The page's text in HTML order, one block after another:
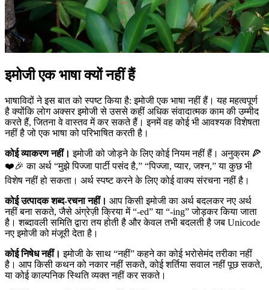
इमोजी एक भाषा क्यों नहीं हैं
भाषाविदों ने इस बात को स्पष्ट किया है: इमोजी एक भाषा नहीं हैं। यह महत्वपूर्ण
है क्योंकि लोग अक्सर इमोजी से उससे कहीं अधिक संवादात्मक काम की उम्मीद
करते हैं, जितना वे वास्तव में कर सकते हैं। इनमें वह कोई भी आवश्यक विशेषता
नहीं है जो एक भाषा को परिभाषित करती है।
कोई व्याकरण नहीं। इमोजी को जोड़ने के लिए कोई नियम नहीं हैं। अनुक्रम 🍕
❤️🎉 का अर्थ “मुझे पिज्जा पार्टी पसंद है,” “पिज्जा, प्यार, जश्न,” या कुछ भी
विशेष नहीं हो सकता। अर्थ स्पष्ट करने के लिए कोई वाक्य संरचना नहीं है।
कोई उत्पादक शब्द-रचना नहीं। आप किसी इमोजी का अर्थ बदलकर नए अर्थ
नहीं बना सकते, जैसे अंग्रेज़ी क्रिया में “-ed” या “-ing” जोड़कर किया जाता
है। शब्दावली समिति द्वारा तय होती है और केवल तभी बदलती है जब Unicode
नए इमोजी को मंजूरी देता है।
कोई निषेध नहीं। इमोजी के साथ “नहीं” कहने का कोई भरोसेमंद तरीका नहीं
है। आप किसी कथन को नकार नहीं सकते, कोई शर्तिया सवाल नहीं पूछ सकते,
या कोई काल्पनिक स्थिति व्यक्त नहीं कर सकते।